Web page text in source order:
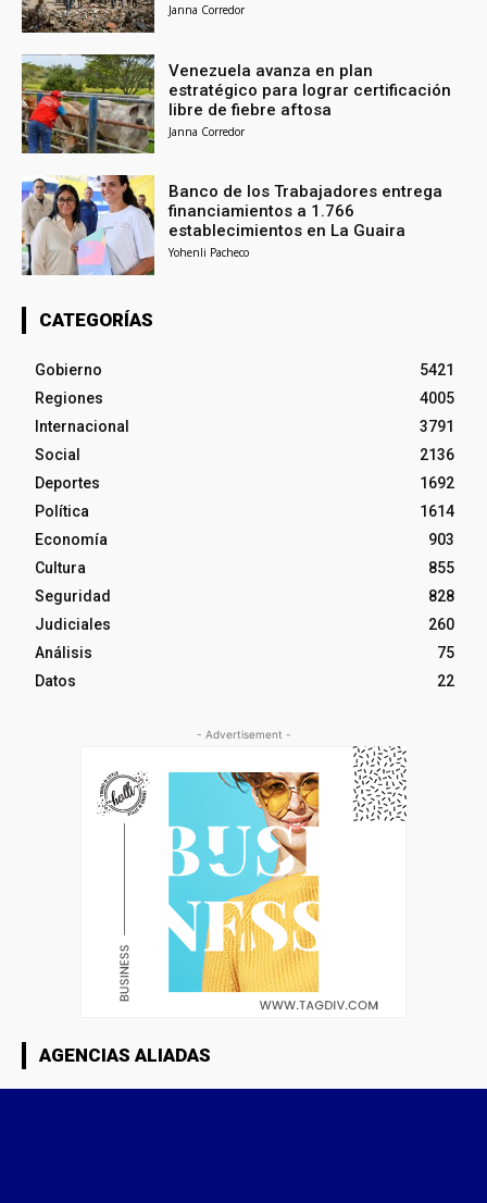
Janna Corredor
Venezuela avanza en plan
estratégico para lograr certificación
libre de fiebre aftosa
Janna Corredor
Banco de los Trabajadores entrega
financiamientos a 1.766
establecimientos en La Guaira
Yohenli Pacheco
CATEGORÍAS
Gobierno
5421
Regiones
4005
Internacional
3791
Social
2136
Deportes
1692
Política
1614
Economía
903
Cultura
855
Seguridad
828
Judiciales
260
Análisis
75
Datos
22
- Advertisement -
AGENCIAS ALIADAS